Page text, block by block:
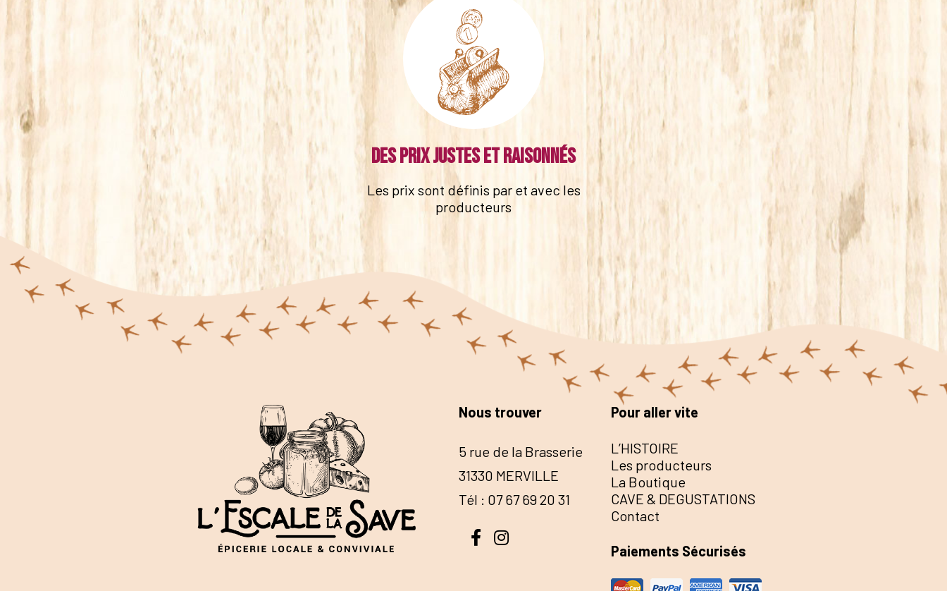
Des prix justes et raisonnés
Les prix sont définis par et avec les
producteurs
Nous trouver
5 rue de la Brasserie
31330 MERVILLE
Tél : 07 67 69 20 31
Pour aller vite
L’HISTOIRE
Les producteurs
La Boutique
CAVE & DEGUSTATIONS
Contact
Paiements Sécurisés